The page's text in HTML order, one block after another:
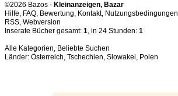
©2026 Bazos - Kleinanzeigen, Bazar
Hilfe, FAQ, Bewertung, Kontakt, Nutzungsbedingungen
RSS,
Inserate Bücher gesamt: 1, in 24 Stunden: 1
Alle Kategorien, Beliebte Suchen
Länder: Österreich, Tschechien, Slowakei, Polen